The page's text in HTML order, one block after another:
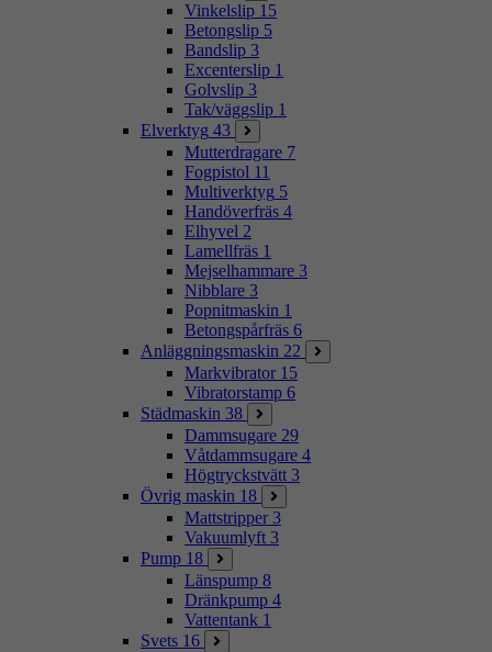
Vinkelslip 15
Betongslip 5
Bandslip 3
Excenterslip 1
Golvslip 3
Tak/väggslip 1
Elverktyg 43
Mutterdragare 7
Fogpistol 11
Multiverktyg 5
Handöverfräs 4
Elhyvel 2
Lamellfräs 1
Mejselhammare 3
Nibblare 3
Popnitmaskin 1
Betongspårfräs 6
Anläggningsmaskin 22
Markvibrator 15
Vibratorstamp 6
Städmaskin 38
Dammsugare 29
Våtdammsugare 4
Högtryckstvätt 3
Övrig maskin 18
Mattstripper 3
Vakuumlyft 3
Pump 18
Länspump 8
Dränkpump 4
Vattentank 1
Svets 16